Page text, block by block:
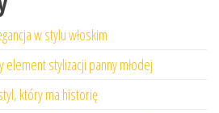
w stylu włoskim
element stylizacji panny młodej
który ma historię